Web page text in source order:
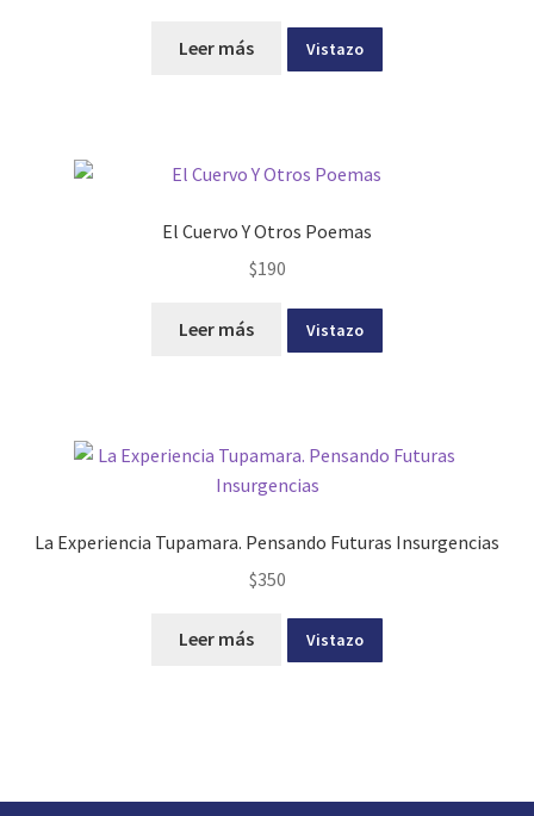
Leer más Vistazo
El Cuervo Y Otros Poemas
$190
Leer más Vistazo
La Experiencia Tupamara. Pensando Futuras Insurgencias
$350
Leer más Vistazo